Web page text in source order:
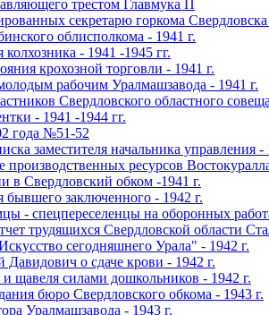
трестом Главмука П
секретарю горкома Свердловска
облисполкома - 1941 г.
- 1941 -1945 гг.
крохозной торговли - 1941 г.
рабочим Уралмашзавода - 1941 г.
Свердловского областного
- 1941 -1944 гг.
года №51-52
заместителя начальника управления -
производственных ресурсов
в Свердловский обком -1941 г.
заключенного - 1942 г.
- спецпереселенцы на оборонных
трудящихся Свердловской области
сегодняшнего Урала" - 1942 г.
о сдаче крови - 1942 г.
щавеля силами дошкольников - 1942 г.
бюро Свердловского обкома - 1943 г.
Уралмашзавода - 1943 г.